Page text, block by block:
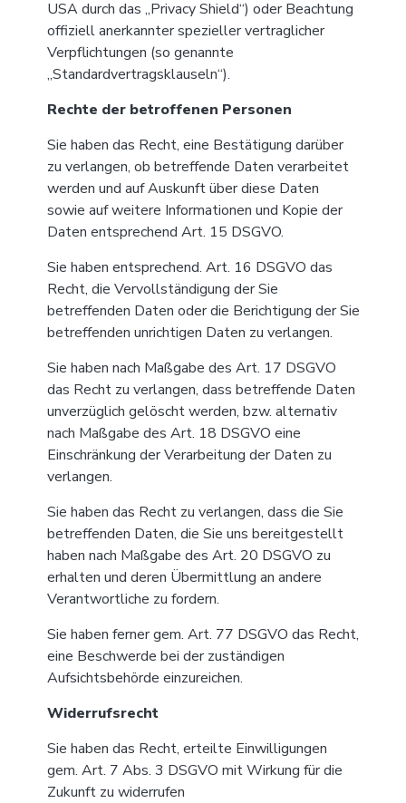
USA durch das „Privacy Shield“) oder Beachtung
offiziell anerkannter spezieller vertraglicher
Verpflichtungen (so genannte
„Standardvertragsklauseln“).
Rechte der betroffenen Personen
Sie haben das Recht, eine Bestätigung darüber
zu verlangen, ob betreffende Daten verarbeitet
werden und auf Auskunft über diese Daten
sowie auf weitere Informationen und Kopie der
Daten entsprechend Art. 15 DSGVO.
Sie haben entsprechend. Art. 16 DSGVO das
Recht, die Vervollständigung der Sie
betreffenden Daten oder die Berichtigung der Sie
betreffenden unrichtigen Daten zu verlangen.
Sie haben nach Maßgabe des Art. 17 DSGVO
das Recht zu verlangen, dass betreffende Daten
unverzüglich gelöscht werden, bzw. alternativ
nach Maßgabe des Art. 18 DSGVO eine
Einschränkung der Verarbeitung der Daten zu
verlangen.
Sie haben das Recht zu verlangen, dass die Sie
betreffenden Daten, die Sie uns bereitgestellt
haben nach Maßgabe des Art. 20 DSGVO zu
erhalten und deren Übermittlung an andere
Verantwortliche zu fordern.
Sie haben ferner gem. Art. 77 DSGVO das Recht,
eine Beschwerde bei der zuständigen
Aufsichtsbehörde einzureichen.
Widerrufsrecht
Sie haben das Recht, erteilte Einwilligungen
gem. Art. 7 Abs. 3 DSGVO mit Wirkung für die
Zukunft zu widerrufen